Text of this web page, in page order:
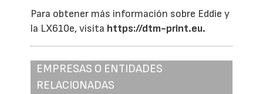
Para obtener más información sobre Eddie y
la LX610e, visita https://dtm-print.eu.
EMPRESAS O ENTIDADES
RELACIONADAS